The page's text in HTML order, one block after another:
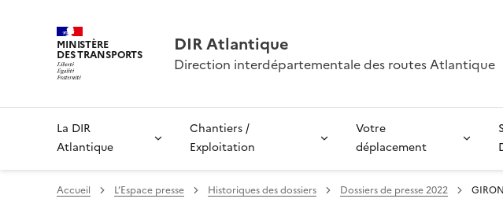
MINISTÈRE
DES TRANSPORTS DIR Atlantique
Direction interdépartementale des routes Atlantique
La DIR
Atlantique
Chantiers /
Exploitation
Votre
déplacement
Accueil L’Espace presse Historiques des dossiers Dossiers de presse 2022